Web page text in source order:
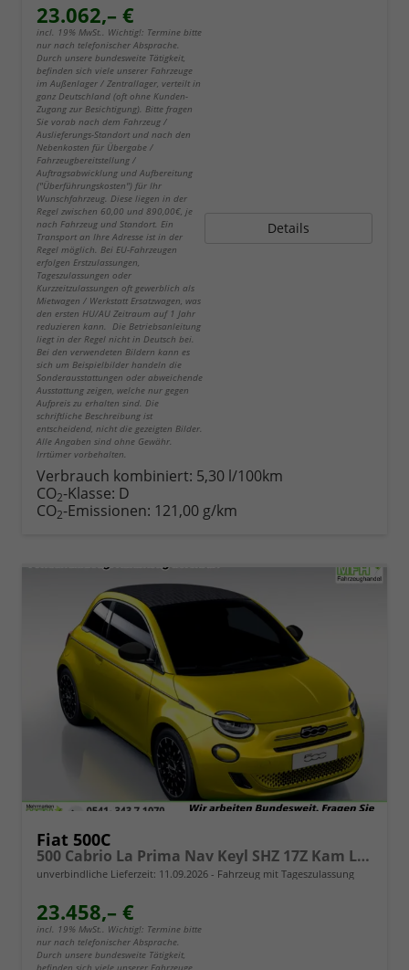
23.062,– €
incl. 19% MwSt.. Wichtig!: Termine bitte
nur nach telefonischer Absprache.
Durch unsere bundesweite Tätigkeit,
befinden sich viele unserer Fahrzeuge
im Außenlager / Zentrallager, verteilt in
ganz Deutschland (oft ohne Kunden-
Zugang zur Besichtigung). Bitte fragen
Sie vorab nach dem Fahrzeug /
Auslieferungs-Standort und nach den
Nebenkosten für Übergabe /
Fahrzeugbereitstellung /
Auftragsabwicklung und Aufbereitung
("Überführungskosten") für Ihr
Wunschfahrzeug. Diese liegen in der
Regel zwischen 60,00 und 890,00€, je
nach Fahrzeug und Standort. Ein
Transport an Ihre Adresse ist in der
Regel möglich. Bei EU-Fahrzeugen
erfolgen Erstzulassungen,
Tageszulassungen oder
Kurzzeitzulassungen oft gewerblich als
Mietwagen / Werkstatt Ersatzwagen, was
den ersten HU/AU Zeitraum auf 1 Jahr
reduzieren kann. Die Betriebsanleitung
liegt in der Regel nicht in Deutsch bei.
Bei den verwendeten Bildern kann es
sich um Beispielbilder handeln die
Sonderausstattungen oder abweichende
Ausstattung zeigen, welche nur gegen
Aufpreis zu erhalten sind. Die
schriftliche Beschreibung ist
entscheidend, nicht die gezeigten Bilder.
Alle Angaben sind ohne Gewähr.
Irrtümer vorbehalten.
Details
Verbrauch kombiniert: 5,30 l/100km
CO2-Klasse: D
CO2-Emissionen: 121,00 g/km
Fiat 500C
500 Cabrio La Prima Nav Keyl SHZ 17Z Kam LED Car
unverbindliche Lieferzeit: 11.09.2026 Fahrzeug mit Tageszulassung
23.458,– €
incl. 19% MwSt.. Wichtig!: Termine bitte
nur nach telefonischer Absprache.
Durch unsere bundesweite Tätigkeit,
befinden sich viele unserer Fahrzeuge